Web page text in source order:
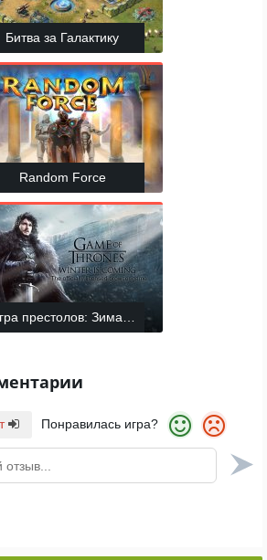
Битва за Галактику
Random Force
престолов: Зима близко
Понравилась игра?